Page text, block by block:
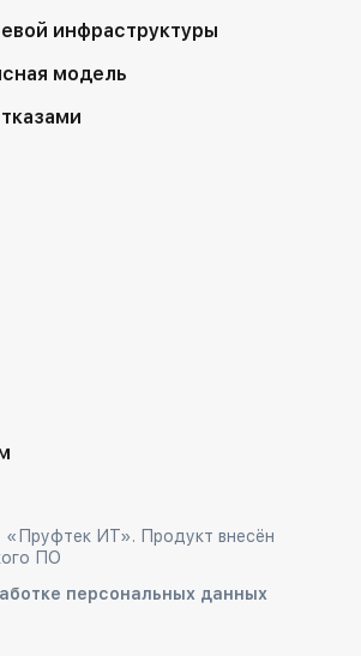
инфраструктуры
модель
«Пруфтек ИТ». Продукт внесён
ПО
персональных данных